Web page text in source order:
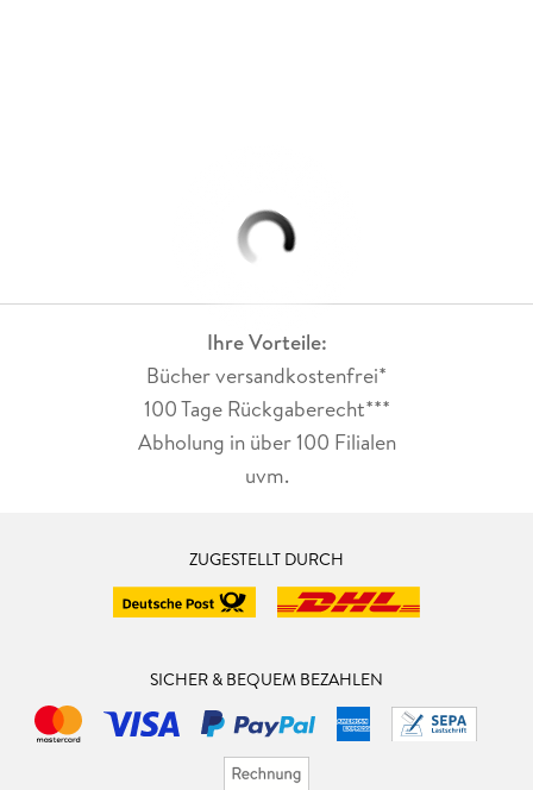
Ihre Vorteile:
Bücher versandkostenfrei*
100 Tage Rückgaberecht***
Abholung in über 100 Filialen
uvm.
ZUGESTELLT DURCH
SICHER & BEQUEM BEZAHLEN